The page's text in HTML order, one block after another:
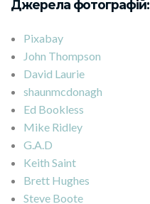
Джерела фотографій:
Pixabay
John Thompson
David Laurie
shaunmcdonagh
Ed Bookless
Mike Ridley
G.A.D
Keith Saint
Brett Hughes
Steve Boote